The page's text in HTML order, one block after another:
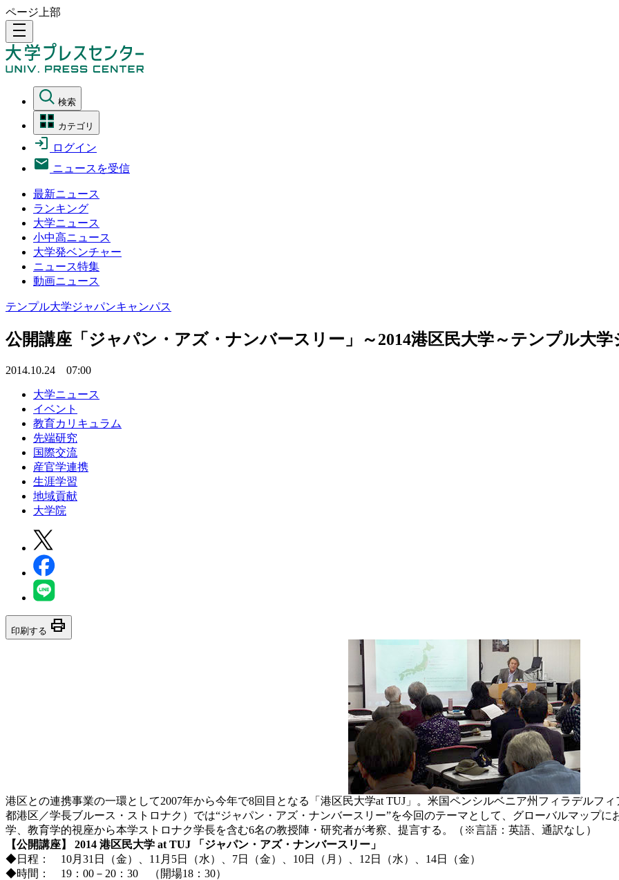
ページ上部
density_medium
検索
カテゴリ
ログイン
ニュースを受信
最新ニュース
ランキング
大学ニュース
小中高ニュース
大学発ベンチャー
ニュース特集
動画ニュース
テンプル大学ジャパンキャンパス
公開講座「ジャパン・アズ・ナンバースリー」～2014港区民大学～テンプル大
2014.10.24 07:00
大学ニュース
イベント
教育カリキュラム
先端研究
国際交流
産官学連携
生涯学習
地域貢献
大学院
印刷する print
港区との連携事業の一環として2007年から今年で8回目となる「港区民大学at TUJ」。米国ペンシルベニア州フィラデルフ
都港区／学長ブルース・ストロナク）では“ジャパン・アズ・ナンバースリー”を今回のテーマとして、グローバルマップ
学、教育学的視座から本学ストロナク学長を含む6名の教授陣・研究者が考察、提言する。（※言語：英語、通訳なし）
【公開講座】 2014 港区民大学 at TUJ 「ジャパン・アズ・ナンバースリー」
◆日程： 10月31日（金）、11月5日（水）、7日（金）、10日（月）、12日（水）、14日（金）
◆時間： 19：00－20：30 （開場18：30）